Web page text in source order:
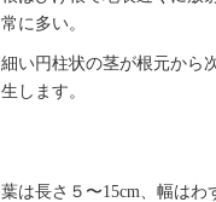
常に多い。
細い円柱状の茎が根元から
生します。
葉は長さ５〜15cm、幅は